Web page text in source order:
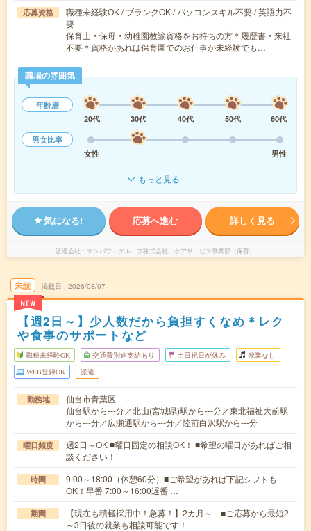
応募資格
職種未経験OK / ブランクOK / パソコンスキル不要 / 英語力不
要
保育士・保母・幼稚園教諭資格をお持ちの方＊履歴書・来社
不要＊資格があれば保育園でのお仕事が未経験でも…
職場の雰囲気
年齢層
20代
30代 40代 50代
60代
男女比率
女性
男性
もっと見る
気になる! 応募へ進む 詳しく見る
派遣会社 マンパワーグループ株式会社 ケアサービス事業部（保育）
未読
NEW
掲載日 2026/08/07
【週2日～】少人数だから負担すくなめ＊レク
や食事のサポートなど
職種未経験OK 交通費別途支給あり 土日祝日が休み 残業なし
WEB登録OK 派遣
勤務地
仙台市青葉区
仙台駅から---分／北山(宮城県)駅から---分／東北福祉大前駅
から---分／広瀬通駅から---分／陸前白沢駅から---分
曜日頻度
週2日～OK ■曜日固定の相談OK！ ■希望の曜日があればご相
談ください！
時間
9:00～18:00（休憩60分）■ご希望があれば下記シフトも
OK！早番 7:00～16:00遅番 …
期間
【現在も積極採用中！急募！】2カ月～ ■ご応募から最短2
～3日後の就業も相談可能です！